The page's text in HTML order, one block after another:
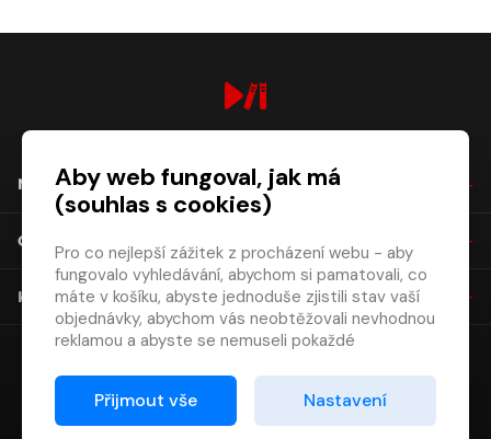
NÁKUP
O SPOLEČNOSTI
KONTAKT
Aby web fungoval, jak má
(souhlas s cookies)
Pro co nejlepší zážitek z procházení webu - aby
fungovalo vyhledávání, abychom si pamatovali, co
máte v košíku, abyste jednoduše zjistili stav vaší
objednávky, abychom vás neobtěžovali nevhodnou
reklamou a abyste se nemuseli pokaždé
Proto od vás potřebujeme souhlas se
zpracováním souborů cookies
Přijmout vše Nastavení